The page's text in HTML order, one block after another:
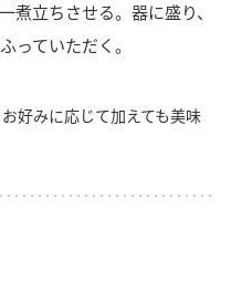
煮立ちさせる。器に盛り、
っていただく。
好みに応じて加えても美味